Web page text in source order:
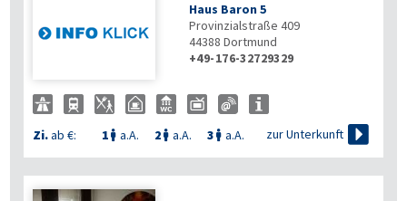
Haus Baron 5
Provinzialstraße 409
44388 Dortmund
+49-176-32729329
Zi.ab €: 1  a.A. 2  a.A. 3  a.A. zur Unterkunft 